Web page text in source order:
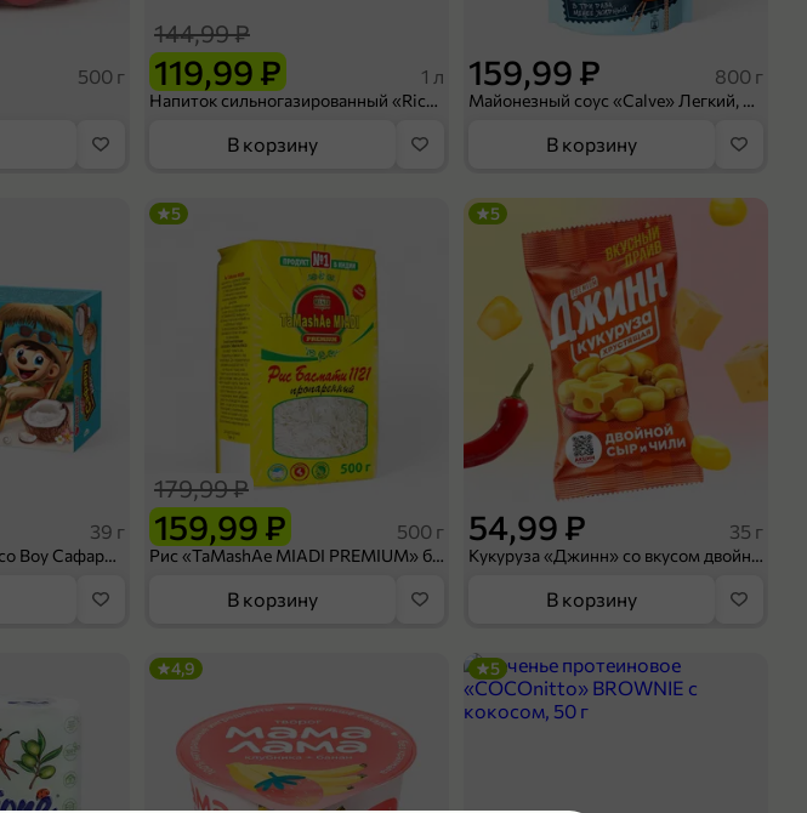
500 г 119,99 ₽
144,99 ₽
1 л
Напиток сильногазированный «Rich» Биттер Лемон, 1 л
В корзину
159,99 ₽ 800 г
Майонезный соус «Calve» Легкий, 800 г
В корзину
39 г
Печенье «Orion» Choco Boy Сафари кокос, 39 г
159,99 ₽
179,99 ₽
500 г
Рис «TaMashAe MIADI PREMIUM» басмати пропаренный, 500 г
5
В корзину
54,99 ₽ 35 г
Кукуруза «Джинн» со вкусом двойного сыра и чили, 35 г
5
В корзину
4,9 5